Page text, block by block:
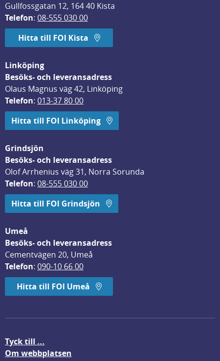
Gullfossgatan 12, 164 40 Kista
Telefon: 08-555 030 00
Hitta till FOI Kista
Linköping
Besöks- och leveransadress
Olaus Magnus väg 42, Linköping
Telefon: 013-37 80 00
Hitta till FOI Linköping
Grindsjön
Besöks- och leveransadress
Olof Arrhenius väg 31, Norra Sorunda
Telefon: 08-555 030 00
Hitta till FOI Grindsjön
Umeå
Besöks- och leveransadress
Cementvägen 20, Umeå
Telefon: 090-10 66 00
Hitta till FOI Umeå
Tyck till ...
Om webbplatsen